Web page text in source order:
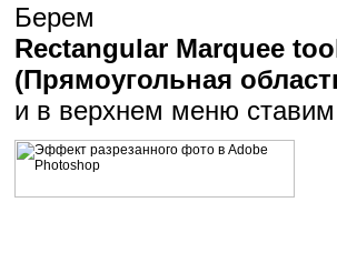
Берем
Rectangular Marquee
(Прямоугольная
и в верхнем меню